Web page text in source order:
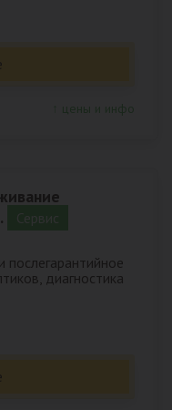
послегарантийное
диагностика